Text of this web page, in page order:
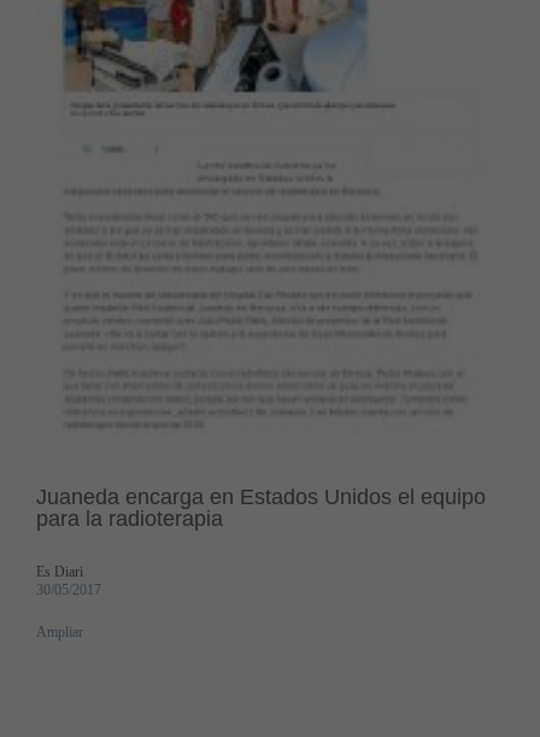
Juaneda encarga en Estados Unidos el equipo
para la radioterapia
Es Diari
30/05/2017
Ampliar